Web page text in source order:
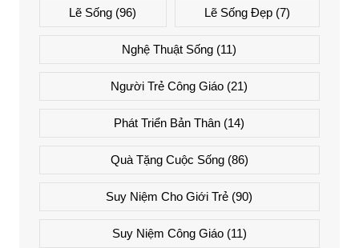
Lẽ Sống (96) Lẽ Sống Đẹp(7)
Nghệ Thuật Sống (11)
Người Trẻ Công Giáo (21)
Phát Triển Bản Thân (14)
Quà Tặng Cuộc Sống(86)
Suy Niệm Cho Giới Trẻ (90)
Suy Niệm Công Giáo(11)